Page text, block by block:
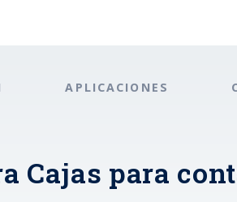
APLICACIONES
Cajas para